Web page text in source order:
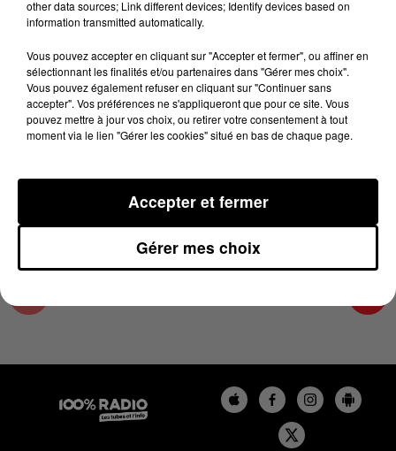
100% Radio les infos de l'Ariege
9 septembre 2025 - 4 min
LES INFOS DE L'ARIEGE DU 09/09/2025 À
18H00
Podcasts infos de l'Ariège
other data sources; Link different devices; Identify devices based on
information transmitted automatically.
Vous pouvez accepter en cliquant sur "Accepter et fermer", ou affiner en
sélectionnant les finalités et/ou partenaires dans "Gérer mes choix".
Vous pouvez également refuser en cliquant sur "Continuer sans
accepter". Vos préférences ne s'appliqueront que pour ce site. Vous
pouvez mettre à jour vos choix, ou retirer votre consentement à tout
moment via le lien "Gérer les cookies" situé en bas de chaque page.
Gérer mes choix
Accepter et fermer